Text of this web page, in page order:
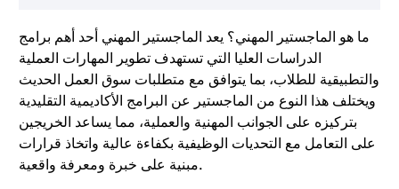
ما هو الماجستير المهني؟ يعد الماجستير المهني أحد أهم برامج
الدراسات العليا التي تستهدف تطوير المهارات العملية
والتطبيقية للطلاب، بما يتوافق مع متطلبات سوق العمل الحديث
ويختلف هذا النوع من الماجستير عن البرامج الأكاديمية التقليدية
بتركيزه على الجوانب المهنية والعملية، مما يساعد الخريجين
على التعامل مع التحديات الوظيفية بكفاءة عالية واتخاذ قرارات
مبنية على خبرة ومعرفة واقعية.